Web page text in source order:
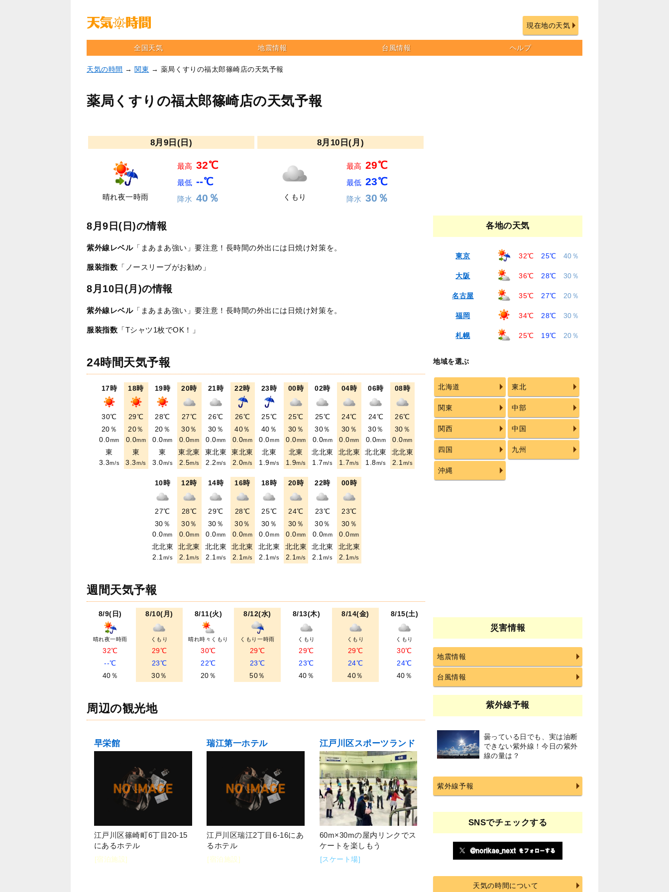
現在地の天気
全国天気 地震情報 台風情報 ヘルプ
天気の時間 → 関東 → 薬局くすりの福太郎篠崎店の天気予報
薬局くすりの福太郎篠崎店の天気予報
8月9日(日)
晴れ夜一時雨
最高 32℃
最低 --℃
降水 40％
8月10日(月)
くもり
最高 29℃
最低 23℃
降水 30％
8月9日(日)の情報
紫外線レベル「まあまあ強い」要注意！長時間の外出には日焼け対策を。
服装指数 「ノースリーブがお勧め」
8月10日(月)の情報
紫外線レベル「まあまあ強い」要注意！長時間の外出には日焼け対策を。
服装指数 「Tシャツ1枚でOK！」
24時間天気予報
17時
30℃
20％
0.0mm
東
3.3m/s
18時
29℃
20％
0.0mm
東
3.3m/s
19時
28℃
20％
0.0mm
東
3.0m/s
20時
27℃
30％
0.0mm
東北東
2.5m/s
21時
26℃
30％
0.0mm
東北東
2.2m/s
22時
26℃
40％
0.0mm
東北東
2.0m/s
23時
25℃
40％
0.0mm
北東
1.9m/s
00時
25℃
30％
0.0mm
北東
1.9m/s
02時
25℃
30％
0.0mm
北北東
1.7m/s
04時
24℃
30％
0.0mm
北北東
1.7m/s
06時
24℃
30％
0.0mm
北北東
1.8m/s
08時
26℃
30％
0.0mm
北北東
2.1m/s
10時
27℃
30％
0.0mm
北北東
2.1m/s
12時
28℃
30％
0.0mm
北北東
2.1m/s
14時
29℃
30％
0.0mm
北北東
2.1m/s
16時
28℃
30％
0.0mm
北北東
2.1m/s
18時
25℃
30％
0.0mm
北北東
2.1m/s
20時
24℃
30％
0.0mm
北北東
2.1m/s
22時
23℃
30％
0.0mm
北北東
2.1m/s
00時
23℃
30％
0.0mm
北北東
2.1m/s
週間天気予報
8/9(日)
晴れ夜一時雨
32℃
--℃
40％
8/10(月)
くもり
29℃
23℃
30％
8/11(火)
晴れ時々くもり
30℃
22℃
20％
8/12(水)
くもり一時雨
29℃
23℃
50％
8/13(木)
くもり
29℃
23℃
40％
8/14(金)
くもり
29℃
24℃
40％
8/15(土)
くもり
30℃
24℃
40％
周辺の観光地
早栄館
江戸川区篠崎町6丁目20-15
にあるホテル
[宿泊施設]
瑞江第一ホテル
江戸川区瑞江2丁目6-16にあ
るホテル
[宿泊施設]
江戸川区スポーツランド
60m×30mの屋内リンクでス
ケートを楽しもう
[スケート場]
各地の天気
東京 32℃ 25℃ 40％
大阪 36℃ 28℃ 30％
名古屋 35℃ 27℃ 20％
福岡 34℃ 28℃ 30％
札幌 25℃ 19℃ 20％
地域を選ぶ
北海道 東北
関東 中部
関西 中国
四国 九州
沖縄
災害情報
地震情報
台風情報
紫外線予報
曇っている日でも、実は油断
できない紫外線！今日の紫外
線の量は？
紫外線予報
SNSでチェックする
天気の時間について